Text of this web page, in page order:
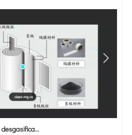
Convertidor de soldadura ultrasónica Dukane 110-3168 para soldadora ultrasónica Dukane serie IQ
¿Qué es la tecnología de desgasificación de lodos de baterías ultrasónicas?
sobre la extracción de antioxidantes y